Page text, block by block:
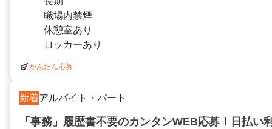
職場内禁煙
休憩室あり
ロッカーあり
かんたん応募
新着アルバイト・パート
「事務」履歴書不要のカンタンWEB応募！日払い